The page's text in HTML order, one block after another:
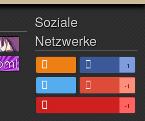
Soziale
Netzwerke
-1
-1
-1